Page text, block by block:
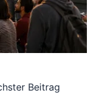
Beitrag